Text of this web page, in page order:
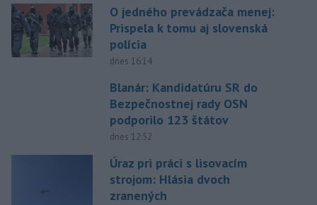
O jedného prevádzača menej:
Prispela k tomu aj slovenská
polícia
dnes 16:14
Blanár: Kandidatúru SR do
Bezpečnostnej rady OSN
podporilo 123 štátov
dnes 12:52
Úraz pri práci s lisovacím
strojom: Hlásia dvoch
zranených